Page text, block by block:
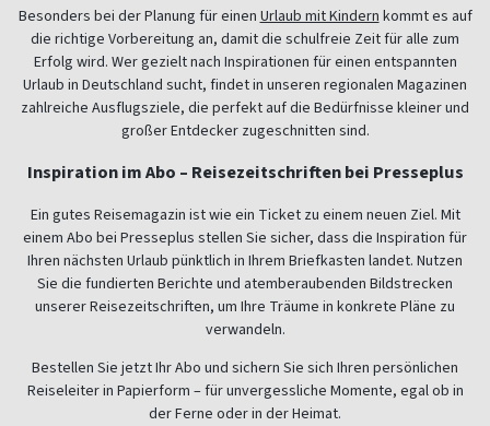
Besonders bei der Planung für einen Urlaub mit Kindern kommt es auf
die richtige Vorbereitung an, damit die schulfreie Zeit für alle zum
Erfolg wird. Wer gezielt nach Inspirationen für einen entspannten
Urlaub in Deutschland sucht, findet in unseren regionalen Magazinen
zahlreiche Ausflugsziele, die perfekt auf die Bedürfnisse kleiner und
großer Entdecker zugeschnitten sind.
Inspiration im Abo – Reisezeitschriften bei Presseplus
Ein gutes Reisemagazin ist wie ein Ticket zu einem neuen Ziel. Mit
einem Abo bei Presseplus stellen Sie sicher, dass die Inspiration für
Ihren nächsten Urlaub pünktlich in Ihrem Briefkasten landet. Nutzen
Sie die fundierten Berichte und atemberaubenden Bildstrecken
unserer Reisezeitschriften, um Ihre Träume in konkrete Pläne zu
verwandeln.
Bestellen Sie jetzt Ihr Abo und sichern Sie sich Ihren persönlichen
Reiseleiter in Papierform – für unvergessliche Momente, egal ob in
der Ferne oder in der Heimat.